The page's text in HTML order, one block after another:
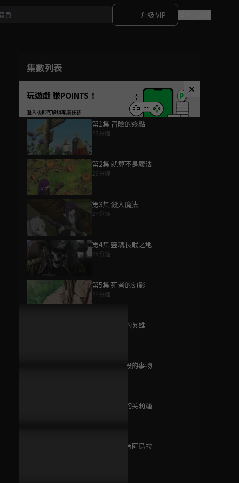
升級 VIP
集數列表
玩遊戲 賺POINTS！
第1集 冒險的終點
25分鐘
第2集 就算不是魔法
26分鐘
第3集 殺人魔法
24分鐘
第4集 靈魂長眠之地
25分鐘
第5集 死者的幻影
24分鐘
第6集 村莊的英雄
第7集 童話般的事物
第8集 葬送的芙莉蓮
第9集 斷頭台阿烏拉
為您推薦
季
已完結 / 共 10 集
天師鍾馗
已完結 / 共 36 集